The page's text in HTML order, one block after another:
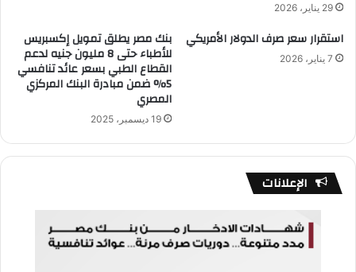
29 يناير، 2026
استقرار سعر صرف الدولار الأمريكي
7 يناير، 2026
بنك مصر يطلق تمويل إكسبريس
للأطباء حتى 8 مليون جنيه لدعم
القطاع الطبي بسعر عائد تنافسي
5% ضمن مبادرة البنك المركزي
المصري
19 ديسمبر، 2025
الإعلانات